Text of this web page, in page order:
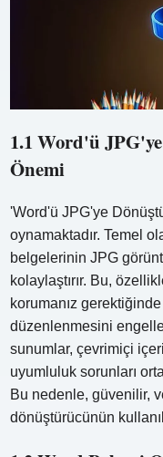
1.1 Word'ü
Önemi
'Word'ü JPG'ye
oynamaktadır. Temel
belgelerinin JPG
kolaylaştırır. Bu,
korumanız
düzenlenmesini
sunumlar, çevrimiçi
uyumluluk sorunları
Bu nedenle, güvenilir,
dönüştürücünün